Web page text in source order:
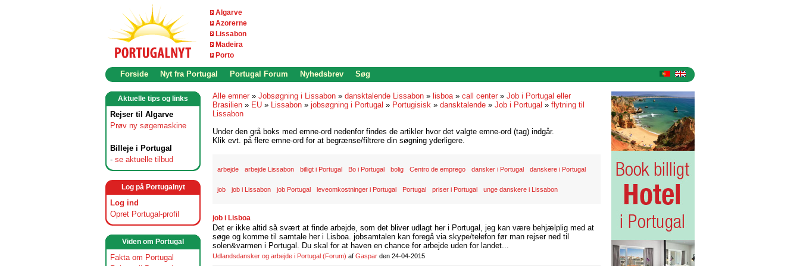
Algarve
Azorerne
Lissabon
Madeira
Porto
Forside Nyt fra Portugal Portugal Forum Nyhedsbrev Søg
Aktuelle tips og links
Rejser til Algarve
Prøv ny søgemaskine
Billeje i Portugal
- se aktuelle tilbud
Log på Portugalnyt
Log ind
Opret Portugal-profil
Viden om Portugal
Fakta om Portugal
Alle emner » Jobsøgning i Lissabon » dansktalende Lissabon » lisboa» call center » Job i Portugal eller
Brasilien » EU » Lissabon » jobsøgning i Portugal » Portugisisk » dansktalende » Job i Portugal » flytning til
Lissabon
Under den grå boks med emne-ord nedenfor findes de artikler hvor det valgte emne-ord (tag) indgår.
Klik evt. på flere emne-ord for at begrænse/filtrere din søgning yderligere.
arbejde arbejde Lissabon billigt i Portugal Bo i Portugal bolig Centro de emprego dansker i Portugal danskere i Portugal
job job i Lissabon job Portugal leveomkostninger i Portugal Portugal priser i Portugal unge danskere i Lissabon
job i Lisboa
Det er ikke altid så svært at finde arbejde, som det bliver udlagt her i Portugal, jeg kan være behjælplig med at
søge og komme til samtale her i Lisboa. jobsamtalen kan foregå via skype/telefon før man rejser ned til
solen&varmen i Portugal. Du skal for at haven en chance for arbejde uden for landet...
Udlandsdansker og arbejde i Portugal (Forum) af Gaspar den 24-04-2015